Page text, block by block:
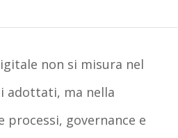
non si misura nel
adottati, ma nella
processi, governance e